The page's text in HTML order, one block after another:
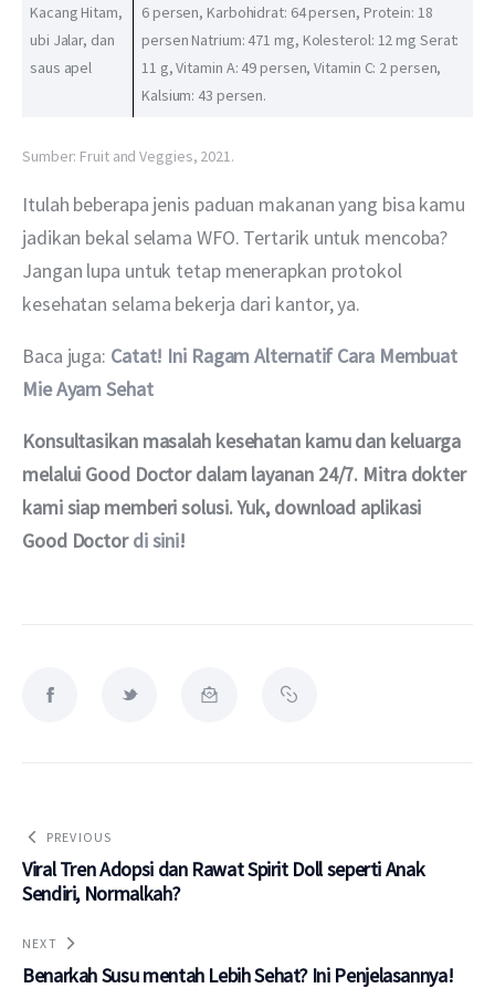
Kacang Hitam,
ubi Jalar, dan
saus apel
6 persen, Karbohidrat: 64 persen, Protein: 18
persen Natrium: 471 mg, Kolesterol: 12 mg Serat:
11 g, Vitamin A: 49 persen, Vitamin C: 2 persen,
Kalsium: 43 persen.
Sumber: Fruit and Veggies, 2021.
Itulah beberapa jenis paduan makanan yang bisa kamu
jadikan bekal selama WFO. Tertarik untuk mencoba?
Jangan lupa untuk tetap menerapkan protokol
kesehatan selama bekerja dari kantor, ya.
Baca juga: Catat! Ini Ragam Alternatif Cara Membuat
Mie Ayam Sehat
Konsultasikan masalah kesehatan kamu dan keluarga
melalui Good Doctor dalam layanan 24/7. Mitra dokter
kami siap memberi solusi. Yuk, download aplikasi
Good Doctor di sini!
PREVIOUS
Viral Tren Adopsi dan Rawat Spirit Doll seperti Anak
Sendiri, Normalkah?
NEXT
Benarkah Susu mentah Lebih Sehat? Ini Penjelasannya!